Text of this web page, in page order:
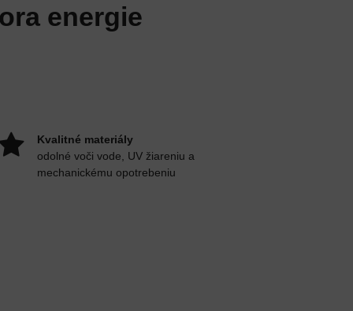
energie
Kvalitné materiály
odolné voči vode, UV žiareniu a
mechanickému opotrebeniu